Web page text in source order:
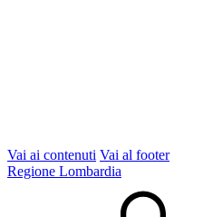
Vai ai contenuti Vai al footer
Regione Lombardia